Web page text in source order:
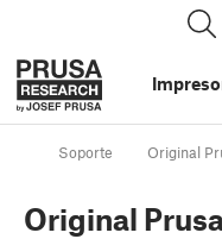
Soporte Original
Original